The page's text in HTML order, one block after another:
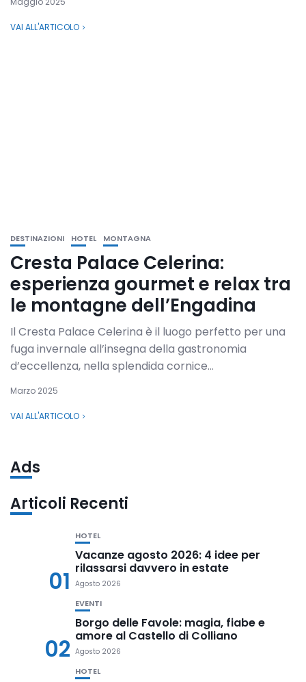
VAI ALL'ARTICOLO
DESTINAZIONI HOTEL MONTAGNA
Cresta Palace Celerina:
esperienza gourmet e relax tra
le montagne dell’Engadina
Il Cresta Palace Celerina è il luogo perfetto per una
fuga invernale all’insegna della gastronomia
d’eccellenza, nella splendida cornice...
Marzo 2025
VAI ALL'ARTICOLO
Ads
Articoli Recenti
01
HOTEL
Vacanze agosto 2026: 4 idee per
rilassarsi davvero in estate
Agosto 2026
02
EVENTI
Borgo delle Favole: magia, fiabe e
amore al Castello di Colliano
Agosto 2026
HOTEL